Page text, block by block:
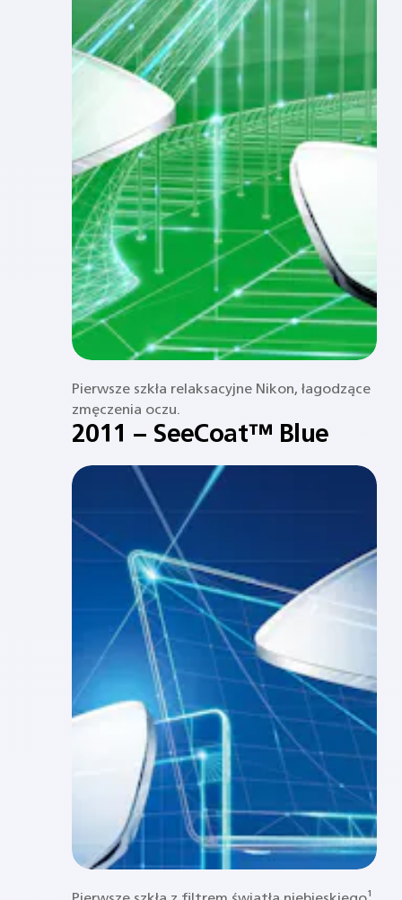
Pierwsze szkła relaksacyjne Nikon, łagodzące
zmęczenia oczu.
2011 – SeeCoat™ Blue​